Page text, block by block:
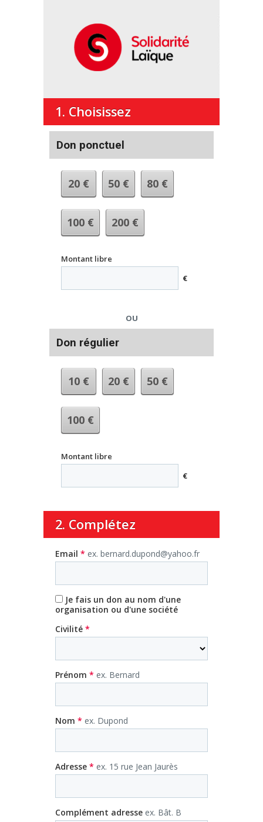
Solidarité
Laïque
1. Choisissez
Don ponctuel
20 € 50 € 80 €
100 € 200 €
Montant libre
€
OU
Don régulier
10 € 20 € 50 €
100 €
Montant libre
€
2. Complétez
Email * ex. bernard.dupond@yahoo.fr
organisation ou d'une société
Civilité *
Prénom * ex. Bernard
Nom * ex. Dupond
Adresse * ex. 15 rue Jean Jaurès
Complément adresse ex. Bât. B